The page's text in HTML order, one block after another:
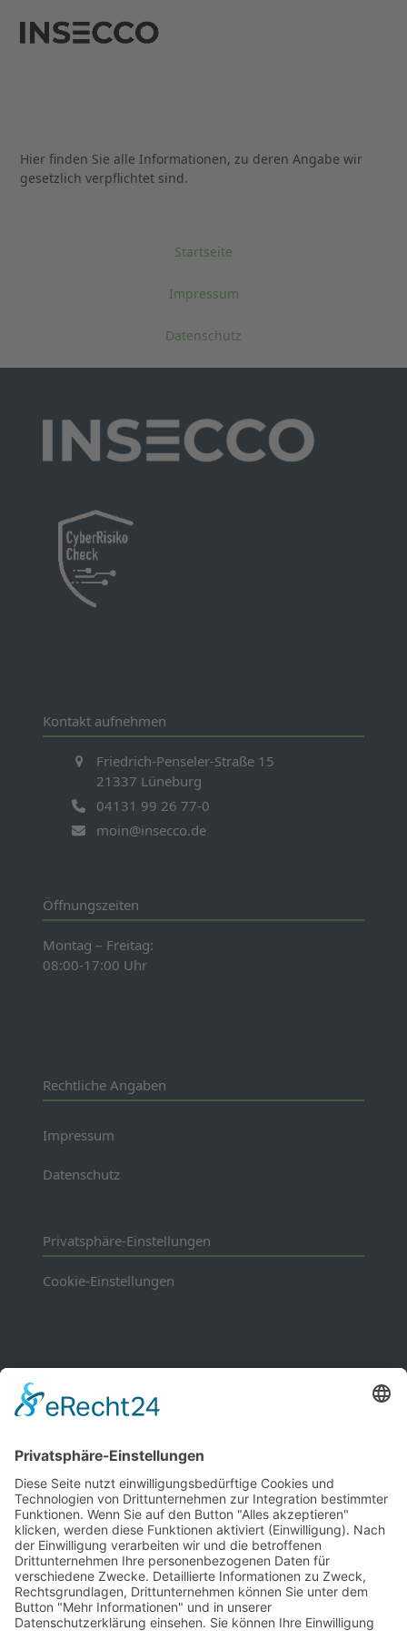
content
mobile
mobile
Hier finden Sie alle Informationen, zu deren Angabe wir
gesetzlich verpflichtet sind.
Startseite
Impressum
Datenschutz
Kontakt aufnehmen
Friedrich-Penseler-Straße 15
21337 Lüneburg
04131 99 26 77-0
moin@insecco.de
Öffnungszeiten
Montag – Freitag:
08:00-17:00 Uhr
Rechtliche Angaben
Impressum
Datenschutz
Privatsphäre-Einstellungen
Cookie-Einstellungen
Mitgliedschaften